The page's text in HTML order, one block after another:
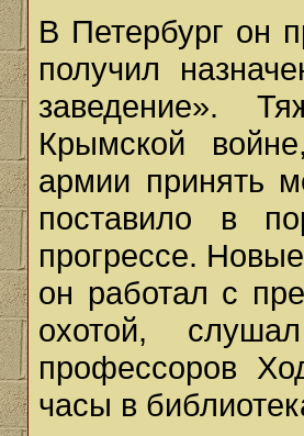
В Петербург он
получил
заведение».
Крымской
армии принять
поставило в
прогрессе.
он работал с
охотой,
профессоров
часы в